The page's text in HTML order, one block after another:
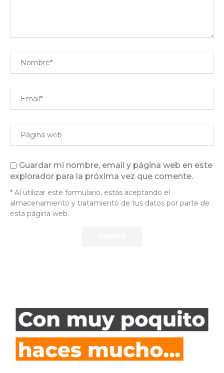
Guardar mi nombre, email y página web en este
explorador para la próxima vez que comente.
* Al utilizar este formulario, estás aceptando el
almacenamiento y tratamiento de tus datos por parte de
esta página web.